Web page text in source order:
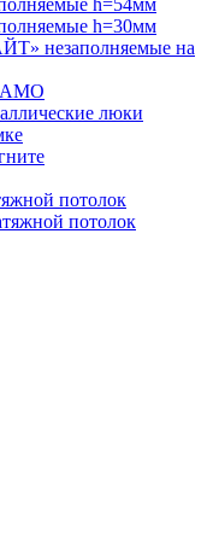
h=54мм
h=30мм
незаполняемые на
АМО
люки
потолок
потолок